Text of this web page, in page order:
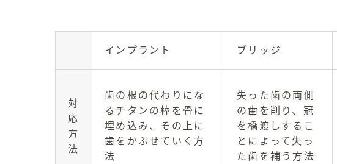
インプラント ブリッジ
対
応
方
法
歯の根の代わりにな
るチタンの棒を骨に
埋め込み、その上に
歯をかぶせていく方
法
失った歯の両側
の歯を削り、冠
を橋渡しするこ
とによって失っ
た歯を補う方法